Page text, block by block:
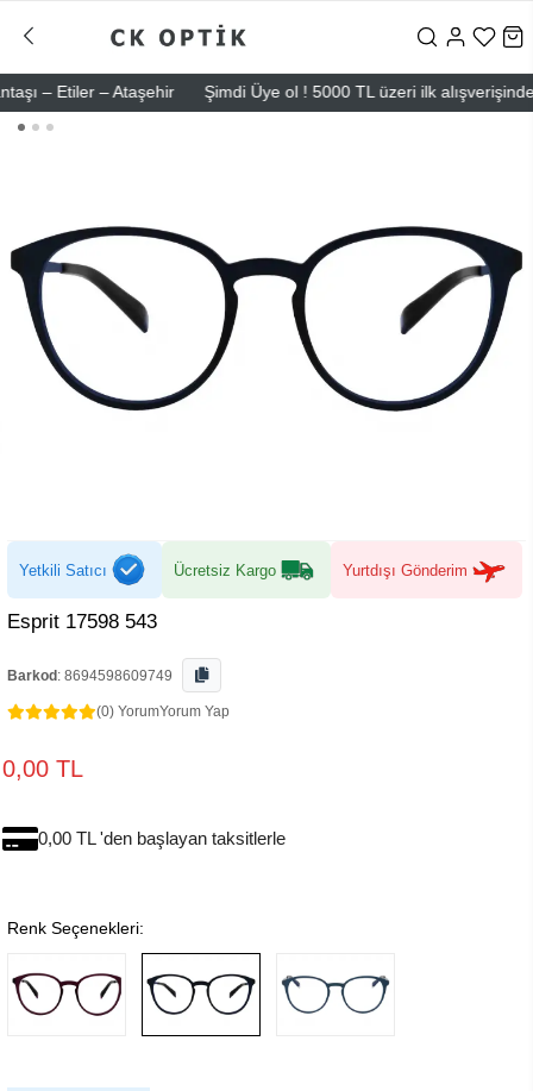
– Etiler – Ataşehir Şimdi Üye ol ! 5000 TL üzeri ilk alışverişinde
Yetkili Satıcı Ücretsiz Kargo Yurtdışı Gönderim
Esprit 17598 543
Barkod : 8694598609749
(0) YorumYorum Yap
0,00 TL
0,00 TL 'den başlayan taksitlerle
Renk Seçenekleri: